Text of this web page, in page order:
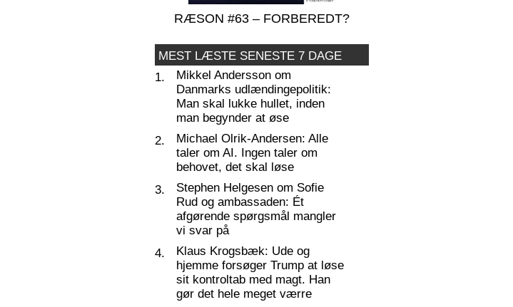
RÆSON #63 – FORBEREDT?
MEST LÆSTE SENESTE 7 DAGE
1.
Mikkel Andersson om
Danmarks udlændingepolitik:
Man skal lukke hullet, inden
man begynder at øse
2.
Michael Olrik-Andersen: Alle
taler om AI. Ingen taler om
behovet, det skal løse
3.
Stephen Helgesen om Sofie
Rud og ambassaden: Ét
afgørende spørgsmål mangler
vi svar på
4.
Klaus Krogsbæk: Ude og
hjemme forsøger Trump at løse
sit kontroltab med magt. Han
gør det hele meget værre